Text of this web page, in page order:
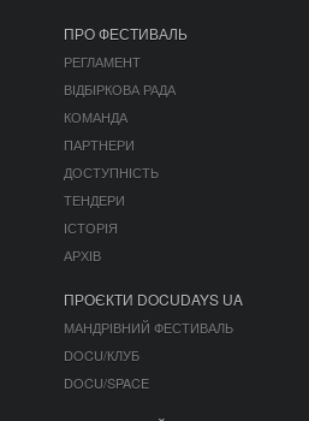
ПРО ФЕСТИВАЛЬ
РЕГЛАМЕНТ
ВІДБІРКОВА РАДА
КОМАНДА
ПАРТНЕРИ
ДОСТУПНІСТЬ
ТЕНДЕРИ
ІСТОРІЯ
АРХІВ
ПРОЄКТИ DOCUDAYS UA
МАНДРІВНИЙ ФЕСТИВАЛЬ
DOCU/КЛУБ
DOCU/SPACE